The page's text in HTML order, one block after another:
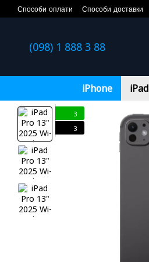
Перейти до основного контенту
Способи оплати Способи доставки
(098) 1 888 3 88
iPhone iPad
3
3